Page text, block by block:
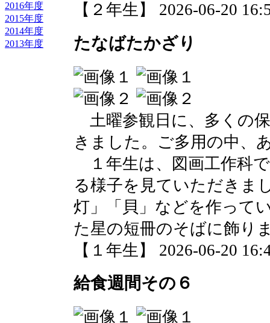
2016年度
2015年度
2014年度
2013年度
【２年生】 2026-06-20
たなばたかざり
土曜参観日に、多くの
きました。ご多用の中、
１年生は、図画工作科
る様子を見ていただきま
灯」「貝」などを作って
た星の短冊のそばに飾り
【１年生】 2026-06-20
給食週間その６